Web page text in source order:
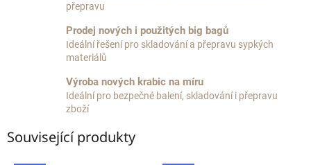
přepravu
Prodej nových i použitých big bagů
Ideální řešení pro skladování a přepravu sypkých
materiálů
Výroba nových krabic na míru
Ideální pro bezpečné balení, skladování i přepravu
zboží
Související produkty